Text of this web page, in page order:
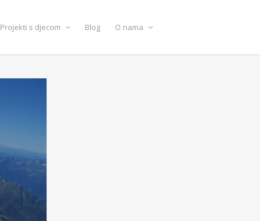
Projekti s djecom Blog O nama